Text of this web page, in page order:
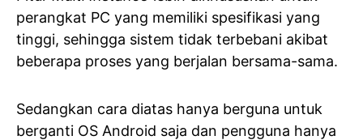
perangkat PC yang memiliki spesifikasi yang
tinggi, sehingga sistem tidak terbebani akibat
beberapa proses yang berjalan bersama-sama.
Sedangkan cara diatas hanya berguna untuk
berganti OS Android saja dan pengguna hanya